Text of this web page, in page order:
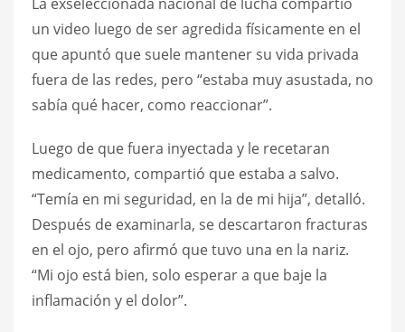
un video luego de ser agredida físicamente en el
que apuntó que suele mantener su vida privada
fuera de las redes, pero “estaba muy asustada, no
sabía qué hacer, como reaccionar”.
Luego de que fuera inyectada y le recetaran
medicamento, compartió que estaba a salvo.
“Temía en mi seguridad, en la de mi hija”, detalló.
Después de examinarla, se descartaron fracturas
en el ojo, pero afirmó que tuvo una en la nariz.
“Mi ojo está bien, solo esperar a que baje la
inflamación y el dolor”.